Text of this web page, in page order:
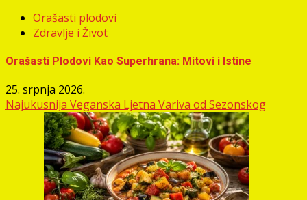
Orašasti plodovi
Zdravlje i Život
Orašasti Plodovi Kao Superhrana: Mitovi i Istine
25. srpnja 2026.
Najukusnija Veganska Ljetna Variva od Sezonskog